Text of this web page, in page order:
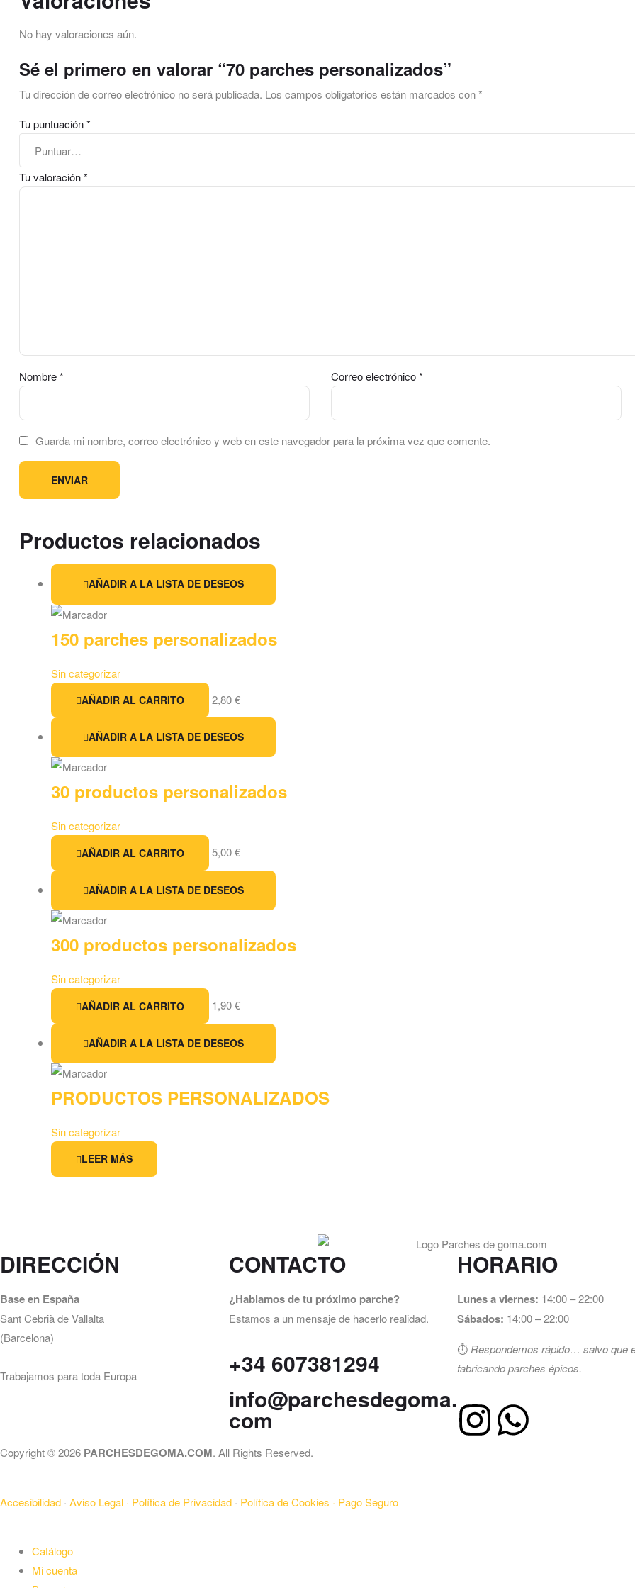
No hay valoraciones aún.
Sé el primero en valorar “70 parches personalizados”
Tu dirección de correo electrónico no será publicada. Los campos obligatorios están marcados con*
Tu puntuación*
Tu valoración*
Nombre* Correo electrónico*
Guarda mi nombre, correo electrónico y web en este navegador para la próxima vez que comente.
Productos relacionados
AÑADIR A LA LISTA DE DESEOS
150 parches personalizados
Sin categorizar
AÑADIR AL CARRITO 2,80€
AÑADIR A LA LISTA DE DESEOS
30 productos personalizados
Sin categorizar
AÑADIR AL CARRITO 5,00€
AÑADIR A LA LISTA DE DESEOS
300 productos personalizados
Sin categorizar
AÑADIR AL CARRITO 1,90€
AÑADIR A LA LISTA DE DESEOS
PRODUCTOS PERSONALIZADOS
Sin categorizar
LEER MÁS
DIRECCIÓN
Base en España
Sant Cebrià de Vallalta
(Barcelona)
Trabajamos para toda Europa
CONTACTO
¿Hablamos de tu próximo parche?
Estamos a un mensaje de hacerlo realidad.
+34 607381294
info@parchesdegoma.
com
HORARIO
Lunes a viernes: 14:00 – 22:00
Sábados: 14:00 – 22:00
⏱️ Respondemos rápido… salvo que
fabricando parches épicos.
Copyright © 2026 PARCHESDEGOMA.COM. All Rights Reserved.
Accesibilidad · Aviso Legal · Política de Privacidad · Política de Cookies · Pago Seguro
Catálogo
Mi cuenta